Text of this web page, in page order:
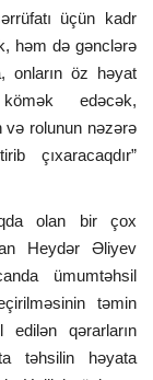
üçün kadr
həm də gənclərə
onların öz həyat
edəcək,
və rolunun nəzərə
çıxaracaqdır”
olan bir çox
Heydər Əliyev
ümumtəhsil
təmin
edilən qərarların
təhsilin həyata